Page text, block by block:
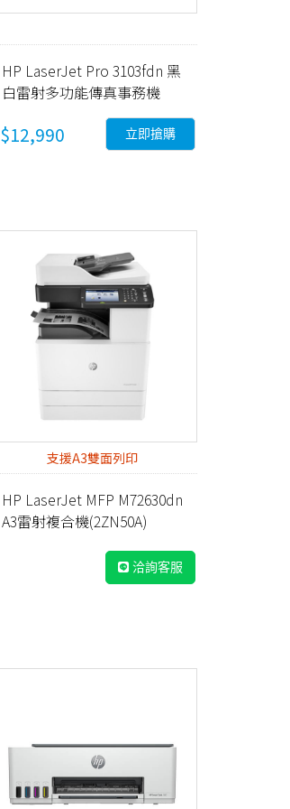
HP LaserJet Pro 3103fdn 黑
白雷射多功能傳真事務機
$12,990 立即搶購
支援A3雙面列印
HP LaserJet MFP M72630dn
A3雷射複合機(2ZN50A)
洽詢客服